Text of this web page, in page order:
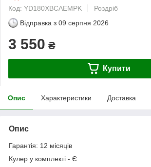
Код: YD180XBCAEMPK
Роздріб
Відправка з 09 серпня 2026
3 550 ₴
Купити
Опис Характеристики Доставка
Опис
Гарантія: 12 місяців
Кулер у комплекті - Є